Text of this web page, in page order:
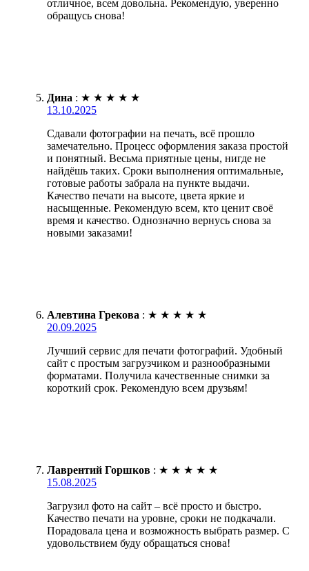
отличное, всем довольна. Рекомендую, уверенно
обращусь снова!
Дина : ★ ★ ★ ★ ★
13.10.2025
Сдавали фотографии на печать, всё прошло
замечательно. Процесс оформления заказа простой
и понятный. Весьма приятные цены, нигде не
найдёшь таких. Сроки выполнения оптимальные,
готовые работы забрала на пункте выдачи.
Качество печати на высоте, цвета яркие и
насыщенные. Рекомендую всем, кто ценит своё
время и качество. Однозначно вернусь снова за
новыми заказами!
Алевтина Грекова : ★ ★ ★ ★ ★
20.09.2025
Лучший сервис для печати фотографий. Удобный
сайт с простым загрузчиком и разнообразными
форматами. Получила качественные снимки за
короткий срок. Рекомендую всем друзьям!
Лаврентий Горшков : ★ ★ ★ ★ ★
15.08.2025
Загрузил фото на сайт – всё просто и быстро.
Качество печати на уровне, сроки не подкачали.
Порадовала цена и возможность выбрать размер. С
удовольствием буду обращаться снова!